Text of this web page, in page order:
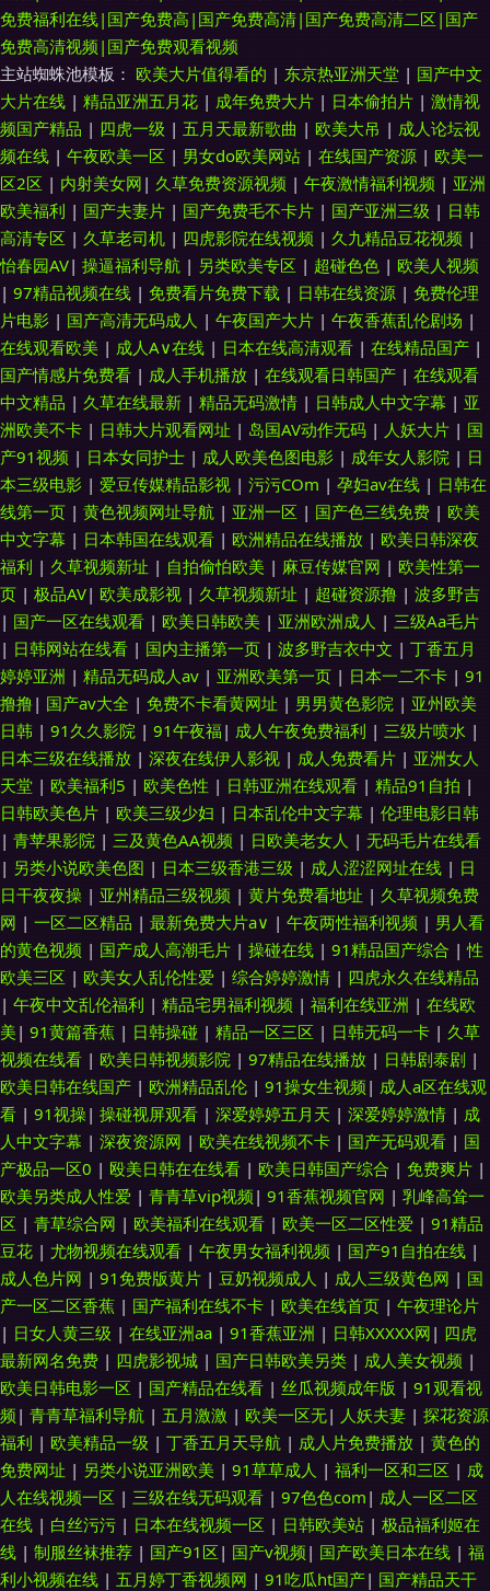
免费福利在线|国产免费高|国产免费高清|国产免费高清二区|国产
免费高清视频|国产免费观看视频
主站蜘蛛池模板： 欧美大片值得看的 | 东京热亚洲天堂 | 国产中文
大片在线 | 精品亚洲五月花 | 成年免费大片 | 日本偷拍片 | 激情视
频国产精品 | 四虎一级 | 五月天最新歌曲 | 欧美大吊 | 成人论坛视
频在线 | 午夜欧美一区 | 男女do欧美网站 | 在线国产资源 | 欧美一
区2区 | 内射美女网 | 久草免费资源视频 | 午夜激情福利视频 | 亚洲
欧美福利 | 国产夫妻片 | 国产免费毛不卡片 | 国产亚洲三级 | 日韩
高清专区 | 久草老司机 | 四虎影院在线视频 | 久九精品豆花视频 |
怡春园AV| 操逼福利导航 | 另类欧美专区 | 超碰色色 | 欧美人视频
| 97精品视频在线 | 免费看片免费下载 | 日韩在线资源 | 免费伦理
片电影 | 国产高清无码成人 | 午夜国产大片 | 午夜香蕉乱伦剧场 |
在线观看欧美 | 成人A∨在线 | 日本在线高清观看 | 在线精品国产 |
国产情感片免费看 | 成人手机播放 | 在线观看日韩国产 | 在线观看
中文精品 | 久草在线最新 | 精品无码激情 | 日韩成人中文字幕 | 亚
洲欧美不卡 | 日韩大片观看网址 | 岛国AV动作无码 | 人妖大片 | 国
产91视频 | 日本女同护士 | 成人欧美色图电影 | 成年女人影院 | 日
本三级电影 | 爱豆传媒精品影视 | 污污COm | 孕妇av在线 | 日韩在
线第一页 | 黄色视频网址导航 | 亚洲一区 | 国产色三线免费 | 欧美
中文字幕 | 日本韩国在线观看 | 欧洲精品在线播放 | 欧美日韩深夜
福利 | 久草视频新址 | 自拍偷怕欧美 | 麻豆传媒官网 | 欧美性第一
页 | 极品AV| 欧美成影视 | 久草视频新址 | 超碰资源撸 | 波多野吉
| 国产一区在线观看 | 欧美日韩欧美 | 亚洲欧洲成人 | 三级Aa毛片
| 日韩网站在线看 | 国内主播第一页 | 波多野吉衣中文 | 丁香五月
婷婷亚洲 | 精品无码成人av | 亚洲欧美第一页 | 日本一二不卡 | 91
撸撸| 国产av大全 | 免费不卡看黄网址 | 男男黄色影院 | 亚州欧美
日韩 | 91久久影院 | 91午夜福 | 成人午夜免费福利 | 三级片喷水 |
日本三级在线播放 | 深夜在线伊人影视 | 成人免费看片 | 亚洲女人
天堂 | 欧美福利5 | 欧美色性 | 日韩亚洲在线观看 | 精品91自拍 |
日韩欧美色片 | 欧美三级少妇 | 日本乱伦中文字幕 | 伦理电影日韩
| 青苹果影院 | 三及黄色AA视频 | 日欧美老女人 | 无码毛片在线看
| 另类小说欧美色图 | 日本三级香港三级 | 成人涩涩网址在线 | 日
日干夜夜操 | 亚州精品三级视频 | 黄片免费看地址 | 久草视频免费
网 | 一区二区精品 | 最新免费大片a∨ | 午夜两性福利视频 | 男人看
的黄色视频 | 国产成人高潮毛片 | 操碰在线 | 91精品国产综合 |性
欧美三区 | 欧美女人乱伦性爱 | 综合婷婷激情 | 四虎永久在线精品
| 午夜中文乱伦福利 | 精品宅男福利视频 | 福利在线亚洲 | 在线欧
美| 91黄篇香蕉 | 日韩操碰 | 精品一区三区 | 日韩无码一卡 | 久草
视频在线看 | 欧美日韩视频影院 | 97精品在线播放 | 日韩剧泰剧 |
欧美日韩在线国产 | 欧洲精品乱伦 | 91操女生视频 | 成人a区在线观
看 | 91视操| 操碰视屏观看 | 深爱婷婷五月天 | 深爱婷婷激情 | 成
人中文字幕 | 深夜资源网 | 欧美在线视频不卡 | 国产无码观看 | 国
产极品一区0 | 殴美日韩在在线看 | 欧美日韩国产综合 | 免费爽片 |
欧美另类成人性爱 | 青青草vip视频 | 91香蕉视频官网 | 乳峰高耸一
区 | 青草综合网 | 欧美福利在线观看 | 欧美一区二区性爱 | 91精品
豆花 | 尤物视频在线观看 | 午夜男女福利视频 | 国产91自拍在线 |
成人色片网 | 91免费版黄片 | 豆奶视频成人 | 成人三级黄色网 | 国
产一区二区香蕉 | 国产福利在线不卡 | 欧美在线首页 | 午夜理论片
| 日女人黄三级 | 在线亚洲aa | 91香蕉亚洲 | 日韩XXXXX网 | 四虎
最新网名免费 | 四虎影视城 | 国产日韩欧美另类 | 成人美女视频 |
欧美日韩电影一区 | 国产精品在线看 | 丝瓜视频成年版 | 91观看视
频 | 青青草福利导航 | 五月激激 | 欧美一区无| 人妖夫妻 | 探花资源
福利 | 欧美精品一级 | 丁香五月天导航 | 成人片免费播放 | 黄色的
免费网址 | 另类小说亚洲欧美 | 91草草成人 | 福利一区和三区 | 成
人在线视频一区 | 三级在线无码观看 | 97色色com | 成人一区二区
在线 | 白丝污污 | 日本在线视频一区 | 日韩欧美站 | 极品福利姬在
线 | 制服丝袜推荐 | 国产91区 | 国产v视频 | 国产欧美日本在线 | 福
利小视频在线 | 五月婷丁香视频网 | 91吃瓜ht国产| 国产精品天干